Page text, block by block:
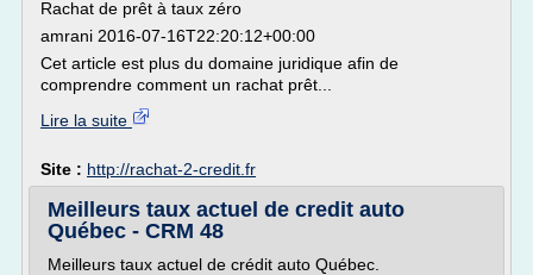
Rachat de prêt à taux zéro
amrani 2016-07-16T22:20:12+00:00
Cet article est plus du domaine juridique afin de
comprendre comment un rachat prêt...
Lire la suite
Site : http://rachat-2-credit.fr
Meilleurs taux actuel de credit auto
Québec - CRM 48
Meilleurs taux actuel de crédit auto Québec.